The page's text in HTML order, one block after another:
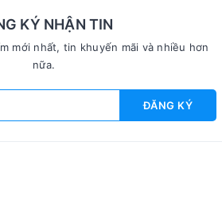
KÝ NHẬN TIN
mới nhất, tin khuyến mãi và nhiều hơn
nữa.
ĐĂNG KÝ